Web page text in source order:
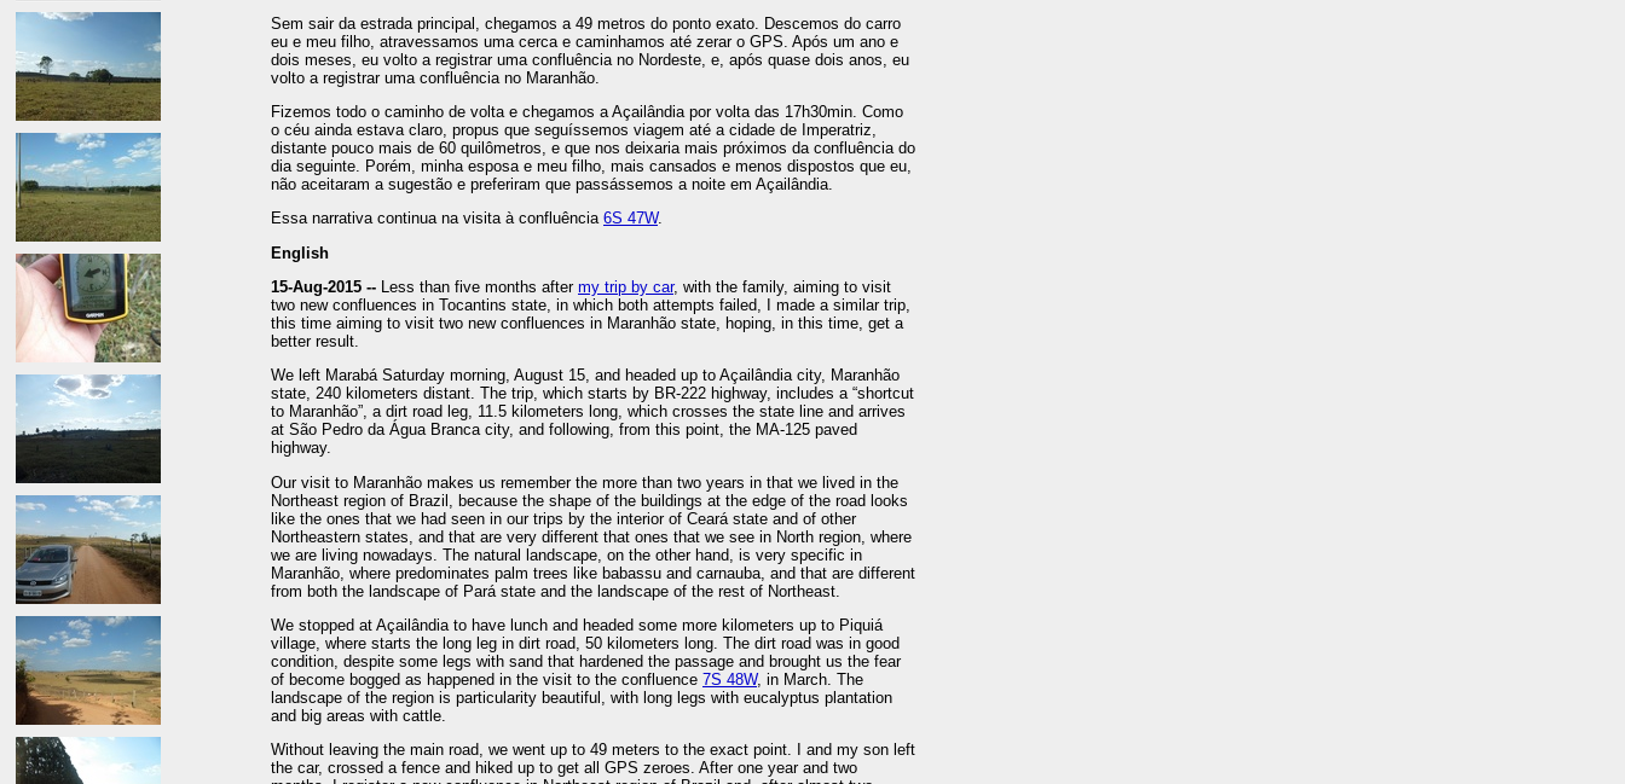
Sem sair da estrada principal, chegamos a 49 metros do ponto exato. Descemos do carro
eu e meu filho, atravessamos uma cerca e caminhamos até zerar o GPS. Após um ano e
dois meses, eu volto a registrar uma confluência no Nordeste, e, após quase dois anos, eu
volto a registrar uma confluência no Maranhão.
Fizemos todo o caminho de volta e chegamos a Açailândia por volta das 17h30min. Como
o céu ainda estava claro, propus que seguíssemos viagem até a cidade de Imperatriz,
distante pouco mais de 60 quilômetros, e que nos deixaria mais próximos da confluência do
dia seguinte. Porém, minha esposa e meu filho, mais cansados e menos dispostos que eu,
não aceitaram a sugestão e preferiram que passássemos a noite em Açailândia.
Essa narrativa continua na visita à confluência 6S 47W.
English
15-Aug-2015 --
Less than five months after my trip by car, with the family, aiming to visit
two new confluences in Tocantins state, in which both attempts failed, I made a similar trip,
this time aiming to visit two new confluences in Maranhão state, hoping, in this time, get a
better result.
We left Marabá Saturday morning, August 15, and headed up to Açailândia city, Maranhão
state, 240 kilometers distant. The trip, which starts by BR-222 highway, includes a “shortcut
to Maranhão”, a dirt road leg, 11.5 kilometers long, which crosses the state line and arrives
at São Pedro da Água Branca city, and following, from this point, the MA-125 paved
highway.
Our visit to Maranhão makes us remember the more than two years in that we lived in the
Northeast region of Brazil, because the shape of the buildings at the edge of the road looks
like the ones that we had seen in our trips by the interior of Ceará state and of other
Northeastern states, and that are very different that ones that we see in North region, where
we are living nowadays. The natural landscape, on the other hand, is very specific in
Maranhão, where predominates palm trees like babassu and carnauba, and that are different
from both the landscape of Pará state and the landscape of the rest of Northeast.
We stopped at Açailândia to have lunch and headed some more kilometers up to Piquiá
village, where starts the long leg in dirt road, 50 kilometers long. The dirt road was in good
condition, despite some legs with sand that hardened the passage and brought us the fear
of become bogged as happened in the visit to the confluence 7S 48W, in March. The
landscape of the region is particularity beautiful, with long legs with eucalyptus plantation
and big areas with cattle.
Without leaving the main road, we went up to 49 meters to the exact point. I and my son left
the car, crossed a fence and hiked up to get all GPS zeroes. After one year and two